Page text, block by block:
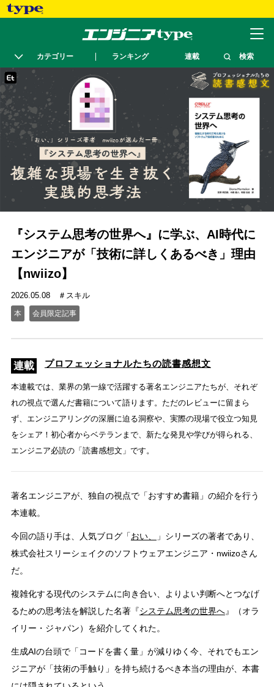
カテゴリー ランキング 連載 検索
『システム思考の世界へ』に学ぶ、AI時代に
エンジニアが「技術に詳しくあるべき」理由
【nwiizo】
2026.05.08 スキル
本 会員限定記事
プロフェッショナルたちの読書感想文
本連載では、業界の第一線で活躍する著名エンジニアたちが、それぞ
れの視点で選んだ書籍について語ります。ただのレビューに留まら
ず、エンジニアリングの深層に迫る洞察や、実際の現場で役立つ知見
をシェア！初心者からベテランまで、新たな発見や学びが得られる、
エンジニア必読の「読書感想文」です。
著名エンジニアが、独自の視点で「おすすめ書籍」の紹介を行う
本連載。
今回の語り手は、人気ブログ「おい、
」シリーズの著者であり、
株式会社スリーシェイクのソフトウェアエンジニア・nwiizoさん
だ。
複雑化する現代のシステムに向き合い、よりよい判断へとつなげ
るための思考法を解説した名著『システム思考の世界へ』（オラ
イリー・ジャパン）を紹介してくれた。
生成AIの台頭で「コードを書く量」が減りゆく今、それでもエン
ジニアが「技術の手触り」を持ち続けるべき本当の理由が、本書